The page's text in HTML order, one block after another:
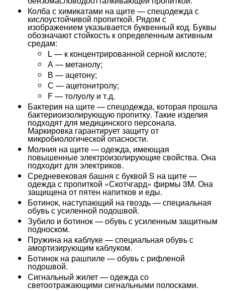
Колба с химикатами на щите — спецодежда с
кислоустойчивой пропиткой. Рядом с
изображением указывается буквенный код. Буквы
обозначают стойкость к определенным активным
средам:
L — к концентрированной серной кислоте;
А — метанолу;
В — ацетону;
С — ацетонитролу;
F — толуолу и т.д.
Бактерия на щите — спецодежда, которая прошла
бактериоизолирующую пропитку. Такие изделия
подходят для медицинского персонала.
Маркировка гарантирует защиту от
микробиологической опасности.
Молния на щите — одежда, имеющая
повышенные электроизолирующие свойства. Она
подходит для электриков.
Средневековая башня с буквой S на щите —
одежда с пропиткой «Скотчгард» фирмы 3M. Она
защищена от пятен напитков и еды.
Ботинок, наступающий на гвоздь — специальная
обувь с усиленной подошвой.
Зубило и ботинок — обувь с усиленным защитным
подноском.
Пружина на каблуке — специальная обувь с
амортизирующим каблуком.
Ботинок на рашпиле — обувь с рифленой
подошвой.
Сигнальный жилет — одежда со
светоотражающими сигнальными полосками.